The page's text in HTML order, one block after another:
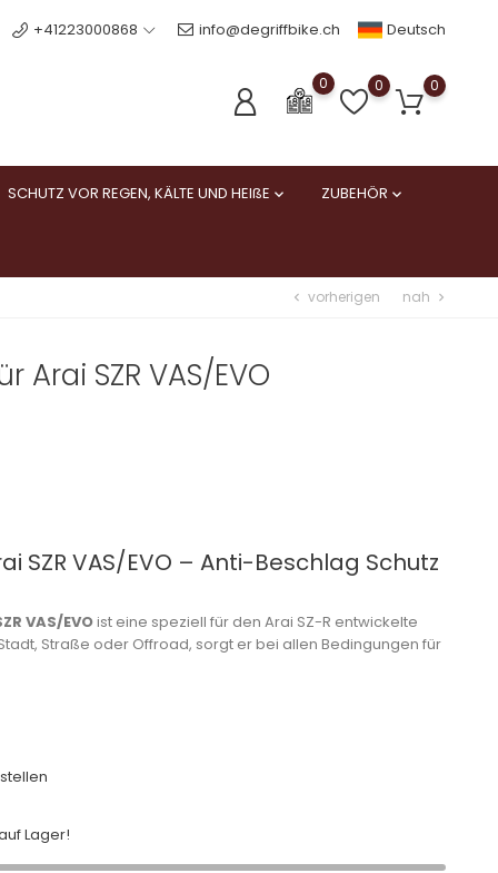
+41223000868 info@degriffbike.ch Deutsch
0 0 0
SCHUTZ VOR REGEN, KÄLTE UND HEIßE  ZUBEHÖR 
chevron_left vorherigen nah chevron_right
Arai SZR VAS/EVO
SZR VAS/EVO – Anti-Beschlag Schutz
VAS/EVOist eine speziell für den Arai SZ-R entwickelte
Straße oder Offroad, sorgt er bei allen Bedingungen für
Lager!